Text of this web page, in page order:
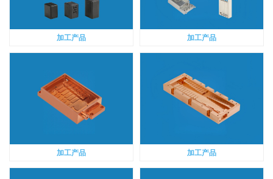
加工产品 加工产品
加工产品 加工产品